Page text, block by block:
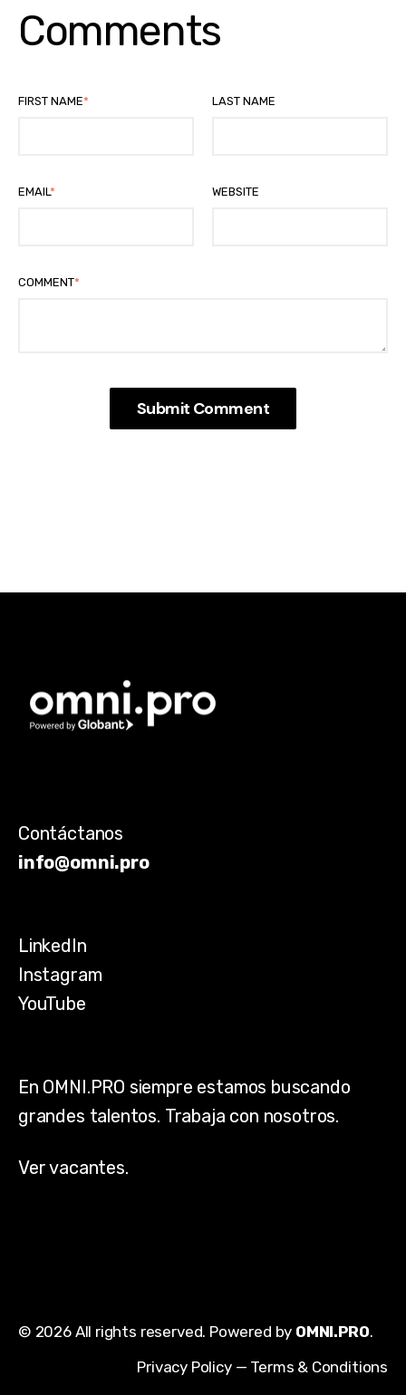
Comments
FIRST NAME* LAST NAME
EMAIL* WEBSITE
COMMENT*
Contáctanos
info@omni.pro
LinkedIn
Instagram
YouTube
En OMNI.PRO siempre estamos buscando
grandes talentos. Trabaja con nosotros.
Ver vacantes.
© 2026 All rights reserved. Powered by OMNI.PRO.
Privacy Policy— Terms & Conditions